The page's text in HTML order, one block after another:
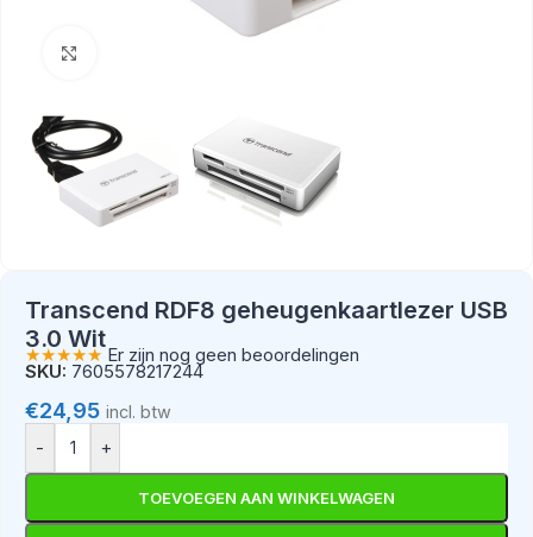
Transcend RDF8 geheugenkaartlezer USB
3.0 Wit
★★★★★ Er zijn nog geen beoordelingen
SKU: 7605578217244
€24,95 incl. btw
- +
TOEVOEGEN AAN WINKELWAGEN